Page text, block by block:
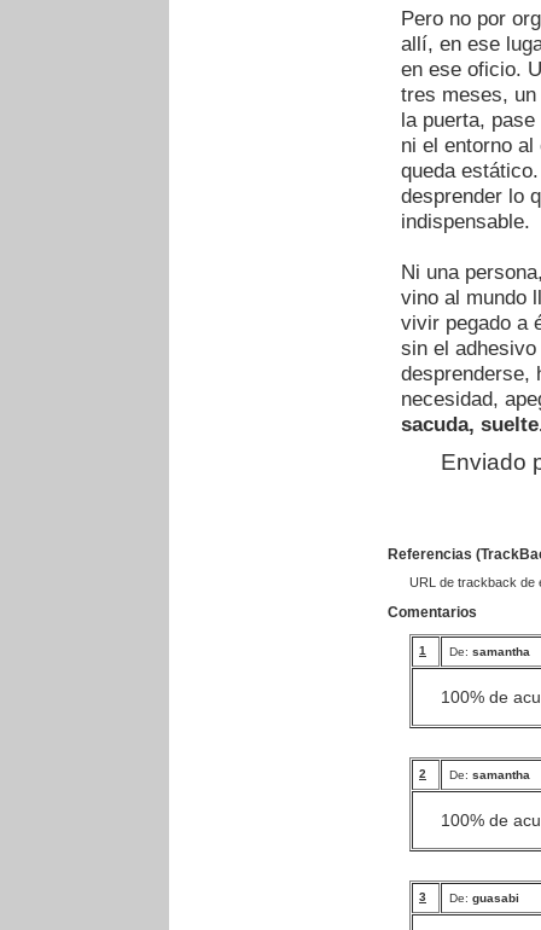
Pero no por
allí, en ese
en ese oficio.
tres meses,
la puerta,
ni el entorno
queda
desprender lo
indispensable.
Ni una
vino al mundo
vivir pegado a
sin el
desprenderse,
necesidad,
sacuda,
Enviado
Referencias
URL de trackback de
Comentarios
1 De: samantha
100% de
2 De: samantha
100% de
3 De: guasabi